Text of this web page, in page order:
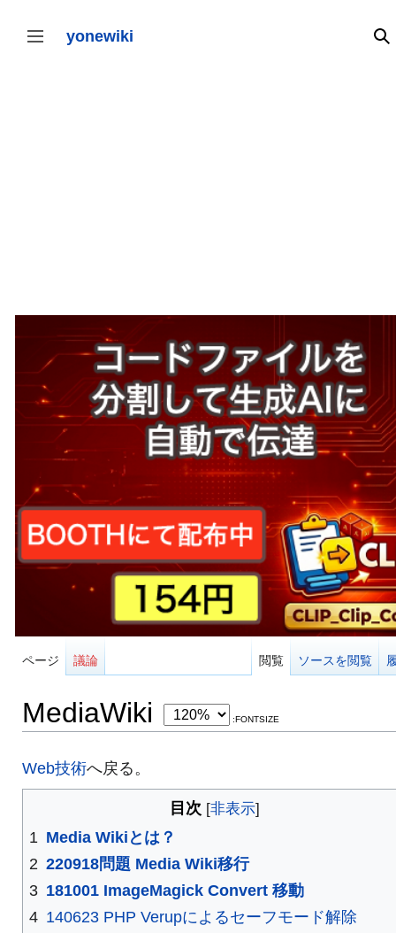
テ
サイドバーの切り替え yonewiki 検
ページ 議論 閲覧 ソースを閲覧
MediaWiki :FONTSIZE
Web技術へ戻る。
目次
1 Media Wikiとは？
2 220918問題 Media Wiki移行
3 181001 ImageMagick Convert 移動
4 140623 PHP Verupによるセーフモード解除